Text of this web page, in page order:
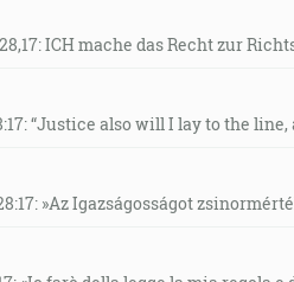
ICH mache das Recht zur
“Justice also will I lay to the
»Az Igazságosságot